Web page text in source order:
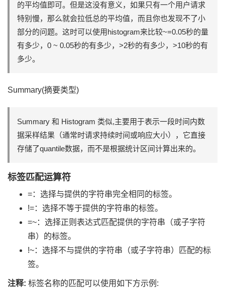
的平均值即可。但是这没有意义，如果只有一个用户请求
特别慢，那么就会拉低总的平均值，而且你也发现不了小
部分的问题。这时可以使用histogram来比较~=0.05秒的量
有多少，0 ~ 0.05秒的有多少，>2秒的有多少，>10秒的有
多少。
Summary(摘要类型)
Summary 和 Histogram 类似,主要用于表示一段时间内数
据采样结果（通常时请求持续时间或响应大小），它直接
存储了quantile数据，而不是根据统计区间计算出来的。
标签匹配运算符
=：选择与提供的字符串完全相同的标签。
!=：选择不等于提供的字符串的标签。
=~：选择正则表达式匹配提供的字符串（或子字符
串）的标签。
!~：选择不与提供的字符串（或子字符串）匹配的标
签。
注释: 标签名称的匹配可以使用如下方示例: